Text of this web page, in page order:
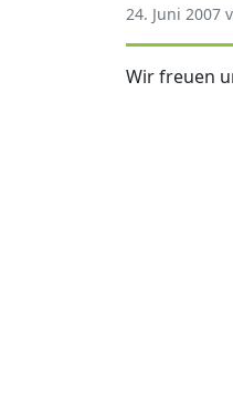
24. Juni 2007
Wir freuen